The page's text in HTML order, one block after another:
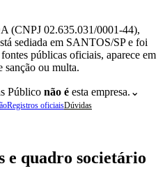
02.635.031/0001-44),
sediada em SANTOS/SP e foi
públicas oficiais, aparece em
sanção ou multa.
Público não éesta empresa. ⌄
Registros oficiaisDúvidas
e quadro societário